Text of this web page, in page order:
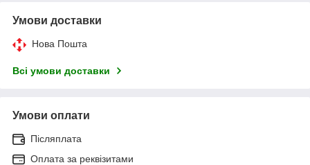
Умови доставки
Нова Пошта
Всі умови доставки
Умови оплати
Післяплата
Оплата за реквізитами